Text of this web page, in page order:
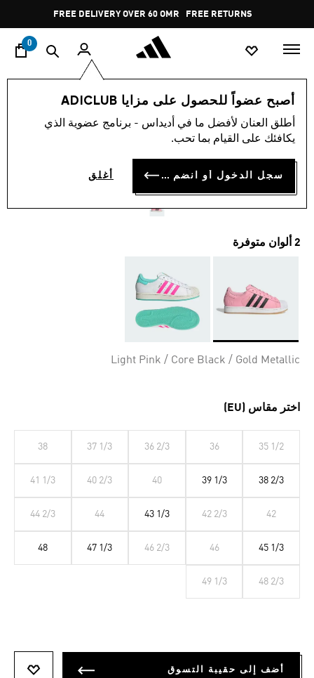
Pause
promotion
rotation
FREE DELIVERY OVER 60 OMR FREE RETURNS
0
أصبح عضواً للحصول على مزايا ADICLUB
أطلق العنان لأفضل ما في أديداس - برنامج عضوية الذي
يكافئك على القيام بما تحب.
سجل الدخول أو انضم الآن أغلق
اسلوب حياة العلامات التجارية أوريجينالز أحذية
حذاء SUPERSTAR من أديداس
أوريجينالز ميسي
OMR 52.50
2 ألوان متوفرة
Light Pink / Core Black / Gold Metallic
اختر مقاس (EU)
35 1/2
36
36 2/3
37 1/3
38
38 2/3
39 1/3
40
40 2/3
41 1/3
42
42 2/3
43 1/3
44
44 2/3
45 1/3
46
46 2/3
47 1/3
48
48 2/3
49 1/3
أضف إلى حقيبة التسوق